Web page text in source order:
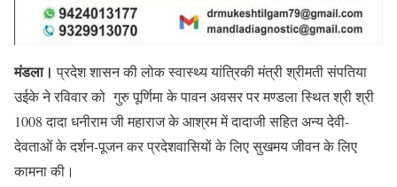
मंडला। प्रदेश शासन की लोक स्वास्थ्य यांत्रिकी मंत्री श्रीमती संपतिया
उईके ने रविवार को गुरु पूर्णिमा के पावन अवसर पर मण्डला स्थित श्री श्री
1008 दादा धनीराम जी महाराज के आश्रम में दादाजी सहित अन्य देवी-
देवताओं के दर्शन-पूजन कर प्रदेशवासियों के लिए सुखमय जीवन के लिए
कामना की।